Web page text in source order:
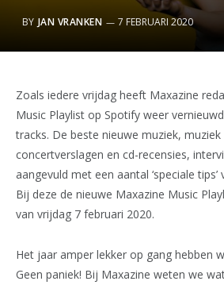
BY JAN VRANKEN 7 FEBRUARI 2020
Zoals iedere vrijdag heeft Maxazine
Music Playlist op Spotify weer
tracks. De beste nieuwe muziek,
concertverslagen en cd-recensies,
aangevuld met een aantal ‘speciale
Bij deze de nieuwe Maxazine Music
van vrijdag 7 februari 2020.
Het jaar amper lekker op gang hebben
Geen paniek! Bij Maxazine weten we